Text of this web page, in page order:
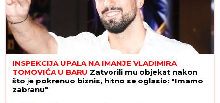
INSPEKCIJA UPALA NA IMANJE VLADIMIRA
TOMOVIĆA U BARU Zatvorili mu objekat nakon
što je pokrenuo biznis, hitno se oglasio: "Imamo
zabranu"